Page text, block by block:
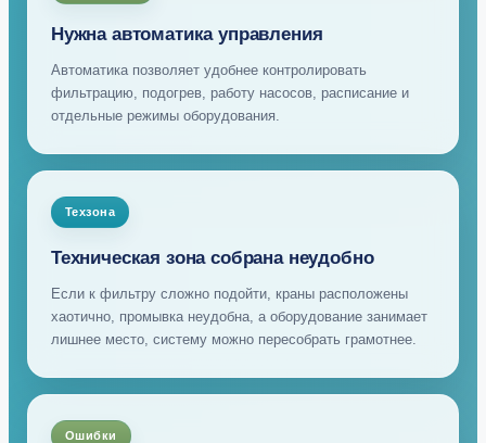
Нужна автоматика управления
Автоматика позволяет удобнее контролировать
фильтрацию, подогрев, работу насосов, расписание и
отдельные режимы оборудования.
Техзона
Техническая зона собрана неудобно
Если к фильтру сложно подойти, краны расположены
хаотично, промывка неудобна, а оборудование занимает
лишнее место, систему можно пересобрать грамотнее.
Ошибки